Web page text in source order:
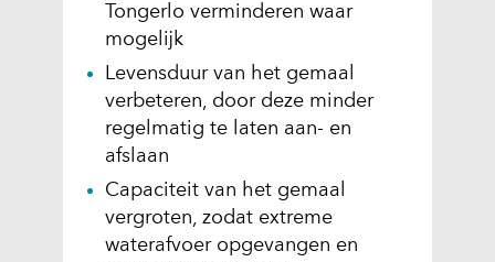
l
o
-
0
2
5
Tongerlo verminderen waar
mogelijk
Levensduur van het gemaal
verbeteren, door deze minder
regelmatig te laten aan- en
afslaan
Capaciteit van het gemaal
vergroten, zodat extreme
waterafvoer opgevangen en